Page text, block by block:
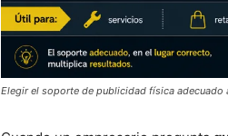
Elegir el soporte de publicidad física adecuado